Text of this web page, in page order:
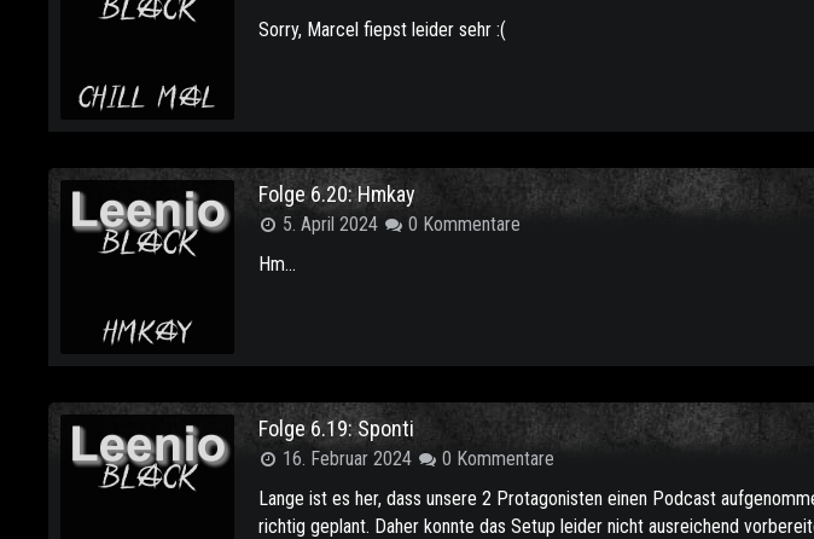
Sorry, Marcel fiepst leider sehr :(
Folge 6.20: Hmkay
5. April 2024
0 Kommentare
Hm...
Folge 6.19: Sponti
16. Februar 2024
0 Kommentare
Lange ist es her, dass unsere 2 Protagonisten einen Podcast
richtig geplant. Daher konnte das Setup leider nicht ausreichend